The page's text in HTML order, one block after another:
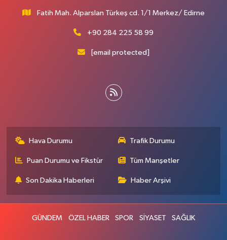
Fatih Mah. Alparslan Türkeş cd. 1/1 Merkez/ Edirne
+90 284 225 58 99
[email protected]
Hava Durumu Trafik Durumu
Puan Durumu ve Fikstür Tüm Manşetler
Son Dakika Haberleri Haber Arşivi
GÜNDEM ÖZEL HABER SPOR SİYASET SAĞLIK